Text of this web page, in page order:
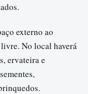
externo ao
No local haverá
ervateira e